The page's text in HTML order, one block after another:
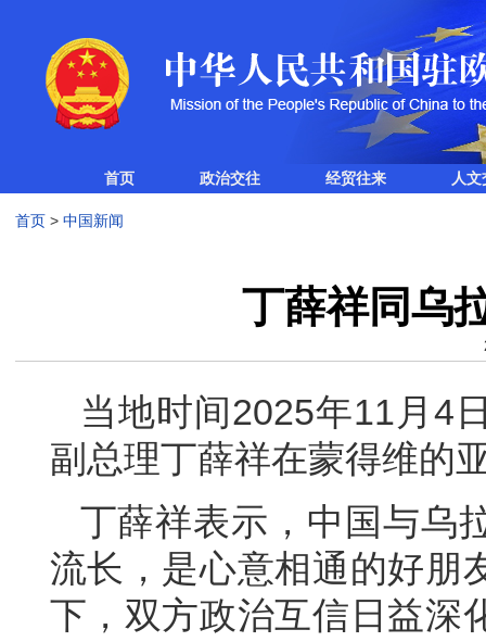
首页 政治交往 经贸往来 人
首页> 中国新闻
丁薛祥同乌
当地时间2025年11月4
副总理丁薛祥在蒙得维的
丁薛祥表示，中国与乌
流长，是心意相通的好朋
下，双方政治互信日益深